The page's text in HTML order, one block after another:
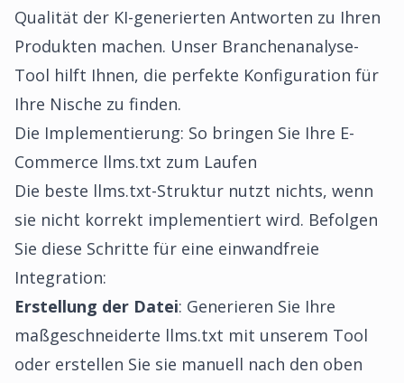
Qualität der KI-generierten Antworten zu Ihren
Produkten machen. Unser Branchenanalyse-
Tool hilft Ihnen, die perfekte Konfiguration für
Ihre Nische zu finden.
Die Implementierung: So bringen Sie Ihre E-
Commerce llms.txt zum Laufen
Die beste llms.txt-Struktur nutzt nichts, wenn
sie nicht korrekt implementiert wird. Befolgen
Sie diese Schritte für eine einwandfreie
Integration:
Erstellung der Datei: Generieren Sie Ihre
maßgeschneiderte llms.txt mit unserem Tool
oder erstellen Sie sie manuell nach den oben